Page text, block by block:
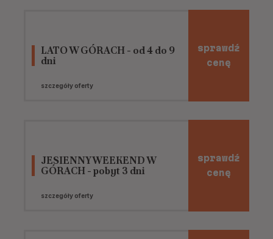
LATO W GÓRACH - od 4 do 9
dni
szczegóły oferty
sprawdź
cenę
JESIENNY WEEKEND W
GÓRACH - pobyt 3 dni
szczegóły oferty
sprawdź
cenę